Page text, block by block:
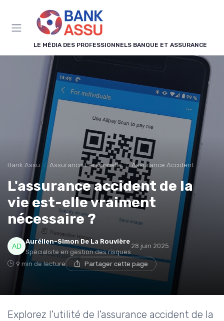
LE MÉDIA DES PROFESSIONNELS BANQUE ET ASSURANCE
Bank Assu Assurance Personnelle Assurance Accident
L'assurance accident de la
vie est-elle vraiment
nécessaire ?
Aurélien-Simon De La Rouvière
Spécialiste en gestion des risques
28 juin 2025
9 min de lecture Partager cette page
Explorez l'utilité de l'assurance accident de la